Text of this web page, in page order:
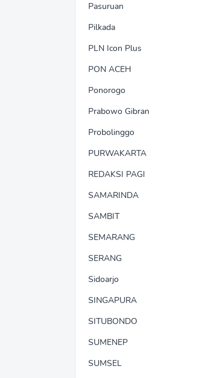
Pasuruan
Pilkada
PLN Icon Plus
PON ACEH
Ponorogo
Prabowo Gibran
Probolinggo
PURWAKARTA
REDAKSI PAGI
SAMARINDA
SAMBIT
SEMARANG
SERANG
Sidoarjo
SINGAPURA
SITUBONDO
SUMENEP
SUMSEL